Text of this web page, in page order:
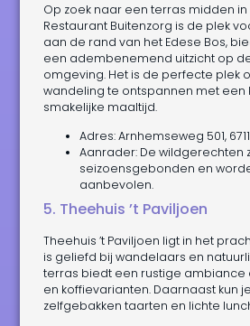
Op zoek naar een terras midden in
Restaurant Buitenzorg is de plek
aan de rand van het Edese Bos,
een adembenemend uitzicht op
omgeving. Het is de perfecte plek
wandeling te ontspannen met een
smakelijke maaltijd.
Adres: Arnhemseweg 501,
Aanrader: De wildgerechten
seizoensgebonden en
aanbevolen.
5. Theehuis ’t Paviljoen
Theehuis ’t Paviljoen ligt in het
is geliefd bij wandelaars en
terras biedt een rustige ambiance
en koffievarianten. Daarnaast kun
zelfgebakken taarten en lichte